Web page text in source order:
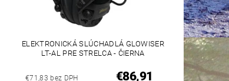
ELEKTRONICKÁ SLÚCHADLÁ GLOWISER
LT-AL PRE STRELCA - ČIERNA
€71,83 bez DPH €86,91